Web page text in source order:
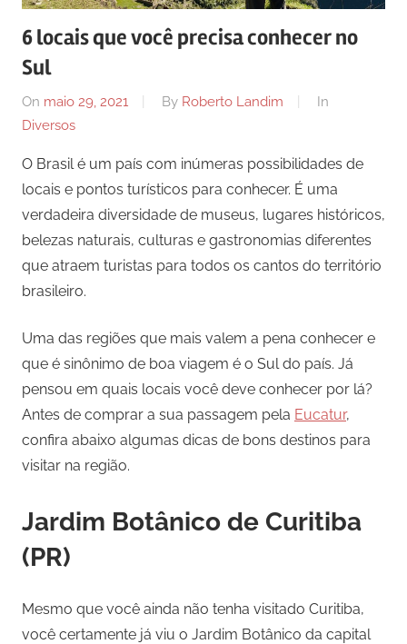
6 locais que você precisa conhecer no
Sul
On maio 29, 2021 By Roberto Landim
In
Diversos
O Brasil é um país com inúmeras possibilidades de
locais e pontos turísticos para conhecer. É uma
verdadeira diversidade de museus, lugares históricos,
belezas naturais, culturas e gastronomias diferentes
que atraem turistas para todos os cantos do território
brasileiro.
Uma das regiões que mais valem a pena conhecer e
que é sinônimo de boa viagem é o Sul do país. Já
pensou em quais locais você deve conhecer por lá?
Antes de comprar a sua passagem pela Eucatur,
confira abaixo algumas dicas de bons destinos para
visitar na região.
Jardim Botânico de Curitiba
(PR)
Mesmo que você ainda não tenha visitado Curitiba,
você certamente já viu o Jardim Botânico da capital